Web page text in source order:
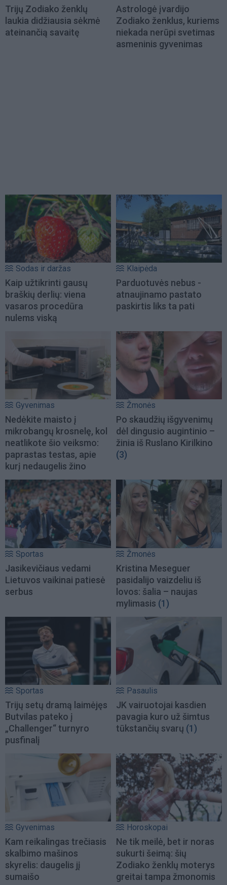
Trijų Zodiako ženklų
laukia didžiausia sėkmė
ateinančią savaitę
Astrologė įvardijo
Zodiako ženklus, kuriems
niekada nerūpi svetimas
asmeninis gyvenimas
Sodas ir daržas
Kaip užtikrinti gausų
braškių derlių: viena
vasaros procedūra
nulems viską
Klaipėda
Parduotuvės nebus -
atnaujinamo pastato
paskirtis liks ta pati
Gyvenimas
Nedėkite maisto į
mikrobangų krosnelę, kol
neatlikote šio veiksmo:
paprastas testas, apie
kurį nedaugelis žino
Žmonės
Po skaudžių išgyvenimų
dėl dingusio augintinio –
žinia iš Ruslano Kirilkino
(3)
Sportas
Jasikevičiaus vedami
Lietuvos vaikinai patiesė
serbus
Žmonės
Kristina Meseguer
pasidalijo vaizdeliu iš
lovos: šalia – naujas
mylimasis (1)
Sportas
Trijų setų dramą laimėjęs
Butvilas pateko į
„Challenger“ turnyro
pusfinalį
Pasaulis
JK vairuotojai kasdien
pavagia kuro už šimtus
tūkstančių svarų (1)
Gyvenimas
Kam reikalingas trečiasis
skalbimo mašinos
skyrelis: daugelis jį
sumaišo
Horoskopai
Ne tik meilė, bet ir noras
sukurti šeimą: šių
Zodiako ženklų moterys
greitai tampa žmonomis